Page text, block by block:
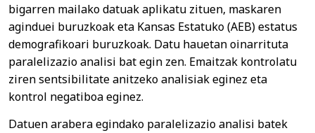
bigarren mailako datuak aplikatu zituen, maskaren
aginduei buruzkoak eta Kansas Estatuko (AEB) estatus
demografikoari buruzkoak. Datu hauetan oinarrituta
paralelizazio analisi bat egin zen. Emaitzak kontrolatu
ziren sentsibilitate anitzeko analisiak eginez eta
kontrol negatiboa eginez.
Datuen arabera egindako paralelizazio analisi batek